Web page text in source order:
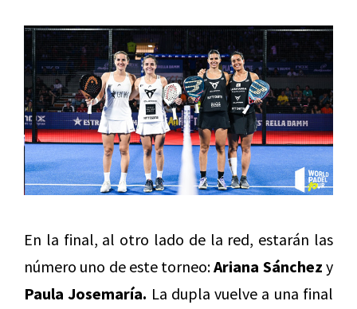
En la final, al otro lado de la red, estarán las
número uno de este torneo:Ariana Sánchez y
Paula Josemaría. La dupla vuelve a una final